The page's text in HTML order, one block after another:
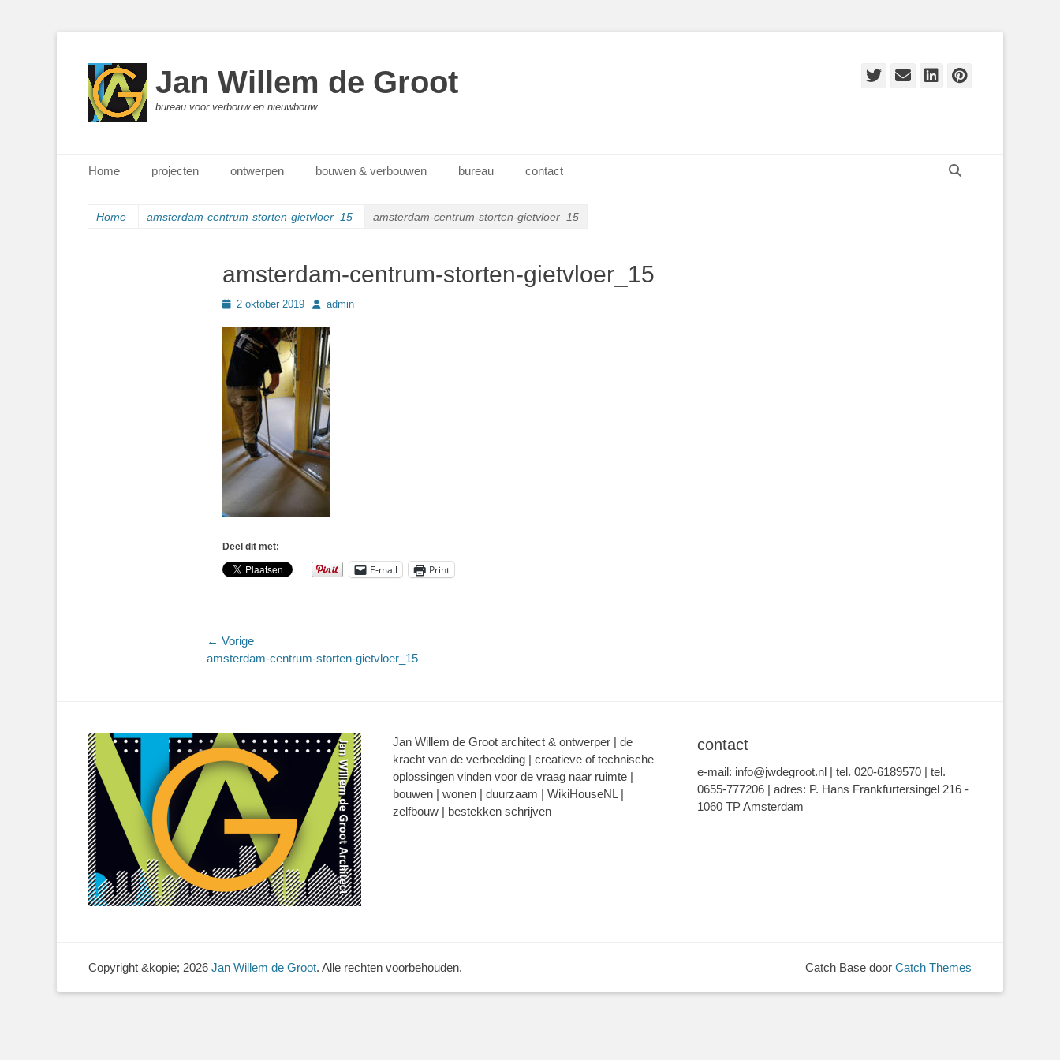
Jan Willem de Groot
bureau voor verbouw en nieuwbouw
Twitter
E-
LinkedIn
Primair menu
naar
inhoud
Home projecten ontwerpen bouwen & verbouwen bureau contact
Home amsterdam-centrum-storten-gietvloer_15 amsterdam-centrum-storten-gietvloer_15
amsterdam-centrum-storten-gietvloer_15
Geplaatst
2 oktober 2019 Authoradmin
Deel dit met:
E-mail Print
Bericht
navigatie
← Vorige
Vorig
amsterdam-centrum-storten-gietvloer_15
Jan Willem de Groot architect & ontwerper | de
kracht van de verbeelding | creatieve of technische
oplossingen vinden voor de vraag naar ruimte |
bouwen | wonen | duurzaam | WikiHouseNL |
zelfbouw | bestekken schrijven
contact
e-mail: info@jwdegroot.nl | tel. 020-6189570 | tel.
0655-777206 | adres: P. Hans Frankfurtersingel 216 -
1060 TP Amsterdam
Copyright &kopie; 2026 Jan Willem de Groot. Alle rechten voorbehouden. Catch Base door Catch Themes